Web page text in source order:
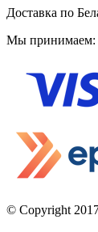
Доставка по
Мы принимаем:
© Copyright